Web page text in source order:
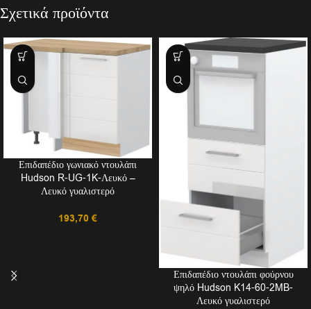
Σχετικά προϊόντα
Επιδαπέδιο γωνιακό ντουλάπι
Hudson R-UG-1K-Λευκό –
Λευκό γυαλιστερό
193,70 €
Επιδαπέδιο ντουλάπι φούρνου
ψηλό Hudson K14-60-2MB-
Λευκό γυαλιστερό